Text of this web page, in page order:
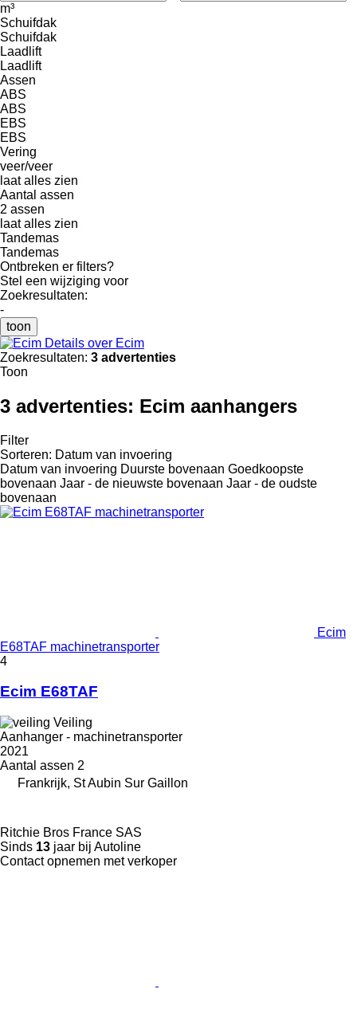
m³
Schuifdak
Schuifdak
Laadlift
Laadlift
Assen
ABS
ABS
EBS
EBS
Vering
veer/veer
laat alles zien
Aantal assen
2 assen
laat alles zien
Tandemas
Tandemas
Ontbreken er filters?
Stel een wijziging voor
Zoekresultaten:
-
toon
Details over Ecim
Zoekresultaten: 3 advertenties
Toon
3 advertenties: Ecim aanhangers
Filter
Sorteren: Datum van invoering
Datum van invoering Duurste bovenaan Goedkoopste
bovenaan Jaar - de nieuwste bovenaan Jaar - de oudste
bovenaan
Ecim
E68TAF machinetransporter
4
Ecim E68TAF
Veiling
Aanhanger - machinetransporter
2021
Aantal assen 2
Frankrijk, St Aubin Sur Gaillon
Ritchie Bros France SAS
Sinds 13 jaar bij Autoline
Contact opnemen met verkoper